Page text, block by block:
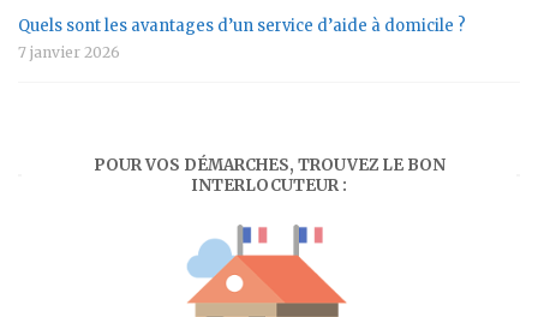
Quels sont les avantages d’un service d’aide à domicile ?
7 janvier 2026
POUR VOS DÉMARCHES, TROUVEZ LE BON
INTERLOCUTEUR :